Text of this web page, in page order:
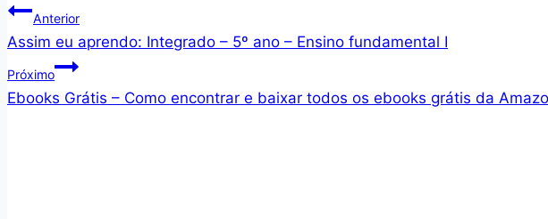
Navegação
de
Post
Anterior
Assim eu aprendo: Integrado – 5º ano – Ensino fundamental I
Próximo
Ebooks Grátis – Como encontrar e baixar todos os ebooks grátis da